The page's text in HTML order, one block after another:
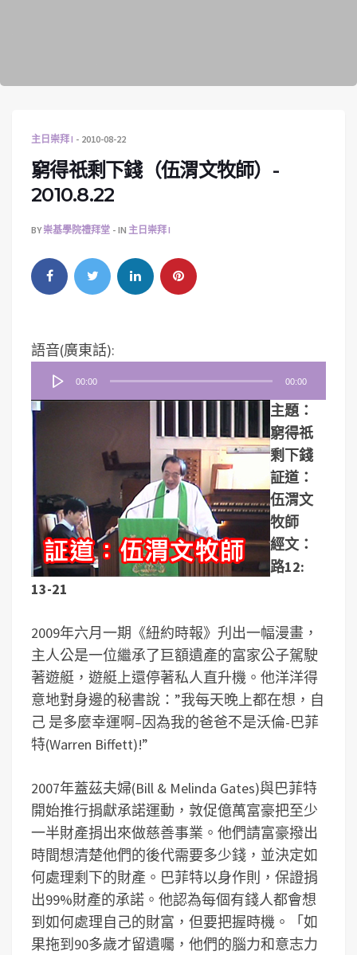
主日崇拜 I 2010-08-22
窮得祇剩下錢（伍渭文牧師）-
2010.8.22
BY崇基學院禮拜堂 IN 主日崇拜 I
語音(廣東話):
00:00 00:00
主題：
窮得祇
剩下錢
証道：
伍渭文
牧師
經文：
路12:
13-21
2009年六月一期《紐約時報》刋出一幅漫畫，
主人公是一位繼承了巨額遺產的富家公子駕駛
著遊艇，遊艇上還停著私人直升機。他洋洋得
意地對身邊的秘書說：”我每天晚上都在想，自
己 是多麼幸運啊–因為我的爸爸不是沃倫-巴菲
特(Warren Biffett)!”
2007年蓋茲夫婦(Bill & Melinda Gates)與巴菲特
開始推行捐獻承諾運動，敦促億萬富豪把至少
一半財產捐出來做慈善事業。他們請富豪撥出
時間想清楚他們的後代需要多少錢，並決定如
何處理剩下的財產。巴菲特以身作則，保證捐
出99%財產的承諾。他認為每個有錢人都會想
到如何處理自己的財富，但要把握時機。「如
果拖到90多歲才留遺囑，他們的腦力和意志力